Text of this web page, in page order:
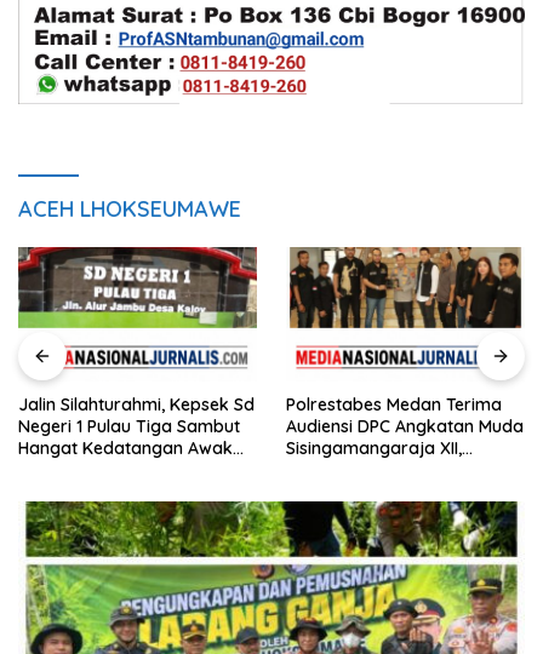
ACEH LHOKSEUMAWE
Jalin Silahturahmi, Kepsek Sd
Negeri 1 Pulau Tiga Sambut
Hangat Kedatangan Awak
Polrestabes Medan Terima
Audiensi DPC Angkatan Muda
Sisingamangaraja XII,